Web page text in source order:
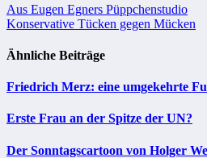
Beitragsnavigation
Aus Eugen Egners Püppchenstudio
Konservative Tücken gegen Mücken
Ähnliche Beiträge
Friedrich Merz: eine umgekehrte
Erste Frau an der Spitze der UN?
Der Sonntagscartoon von Holger